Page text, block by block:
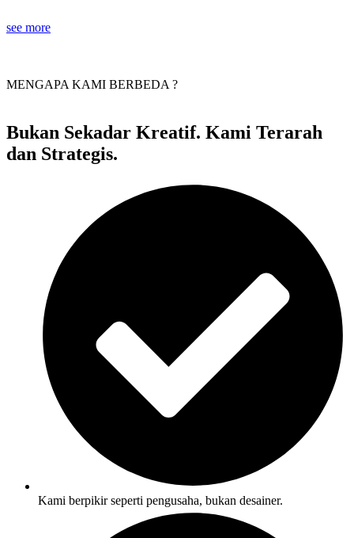
see more
MENGAPA KAMI BERBEDA ?
Bukan Sekadar Kreatif. Kami Terarah
dan Strategis.
Kami berpikir seperti pengusaha, bukan desainer.